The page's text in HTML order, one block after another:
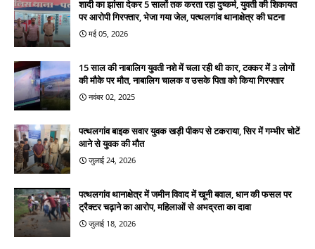
शादी का झांसा देकर 5 सालों तक करता रहा दुष्कर्म, युवती की शिकायत
पर आरोपी गिरफ्तार, भेजा गया जेल, पत्थलगांव थानाक्षेत्र की घटना
मई 05, 2026
15 साल की नाबालिग युवती नशे में चला रही थी कार, टक्कर में 3 लोगों
की मौके पर मौत, नाबालिग चालक व उसके पिता को किया गिरफ्तार
नवंबर 02, 2025
पत्थलगांव बाइक सवार युवक खड़ी पीकप से टकराया, सिर में गम्भीर चोटें
आने से युवक की मौत
जुलाई 24, 2026
पत्थलगांव थानाक्षेत्र में जमीन विवाद में खूनी बवाल, धान की फसल पर
ट्रैक्टर चढ़ाने का आरोप, महिलाओं से अभद्रता का दावा
जुलाई 18, 2026